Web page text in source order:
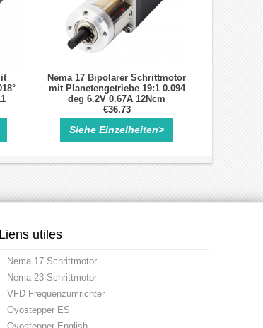
Nema 17 Bipolarer Schrittmotor
mit Planetengetriebe 19:1 0.094
deg 6.2V 0.67A 12Ncm
Getriebeschrittmotor
€36.73
Siehe Einzelheiten>
Liens utiles
Nema 17 Schrittmotor
Nema 23 Schrittmotor
VFD Frequenzumrichter
Oyostepper ES